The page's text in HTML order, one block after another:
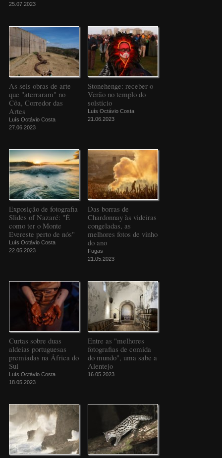
25.07.2023
As seis obras de arte
que "aterraram" no
Côa, Corredor das
Artes
Luís Octávio Costa
27.06.2023
Stonehenge: receber o
Verão no templo do
solstício
Luís Octávio Costa
21.06.2023
Exposição de fotografia
Slides of Nazaré: "É
como ter o Monte
Evereste perto de nós"
Luís Octávio Costa
22.05.2023
Das borras de
Chardonnay às videiras
congeladas, as
melhores fotos de vinho
do ano
Fugas
21.05.2023
Curtas sobre duas
aldeias portuguesas
premiadas na África do
Sul
Luís Octávio Costa
18.05.2023
Entre as "melhores
fotografias de comida
do mundo", uma sabe a
Alentejo
16.05.2023